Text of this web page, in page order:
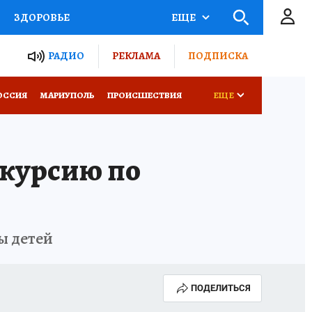
ЗДОРОВЬЕ
РОССИИ
ЕЩЕ
РАДИО РЕКЛАМА ПОДПИСКА
МАРИУПОЛЬ ПРОИСШЕСТВИЯ ЕЩЕ
по
детей
ПОДЕЛИТЬСЯ